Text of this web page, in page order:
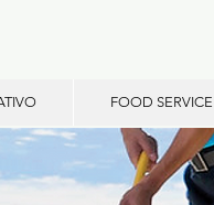
FOOD SERVICE